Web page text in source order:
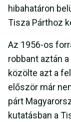
hibahatáron
Tisza Párthoz
Az 1956-os
robbant aztán
közölte azt a
először már
párt
kutatásban a